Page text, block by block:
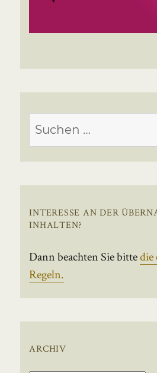
Suchen
nach:
INTERESSE AN DER
INHALTEN?
Dann beachten Sie bittedie
Regeln.
ARCHIV